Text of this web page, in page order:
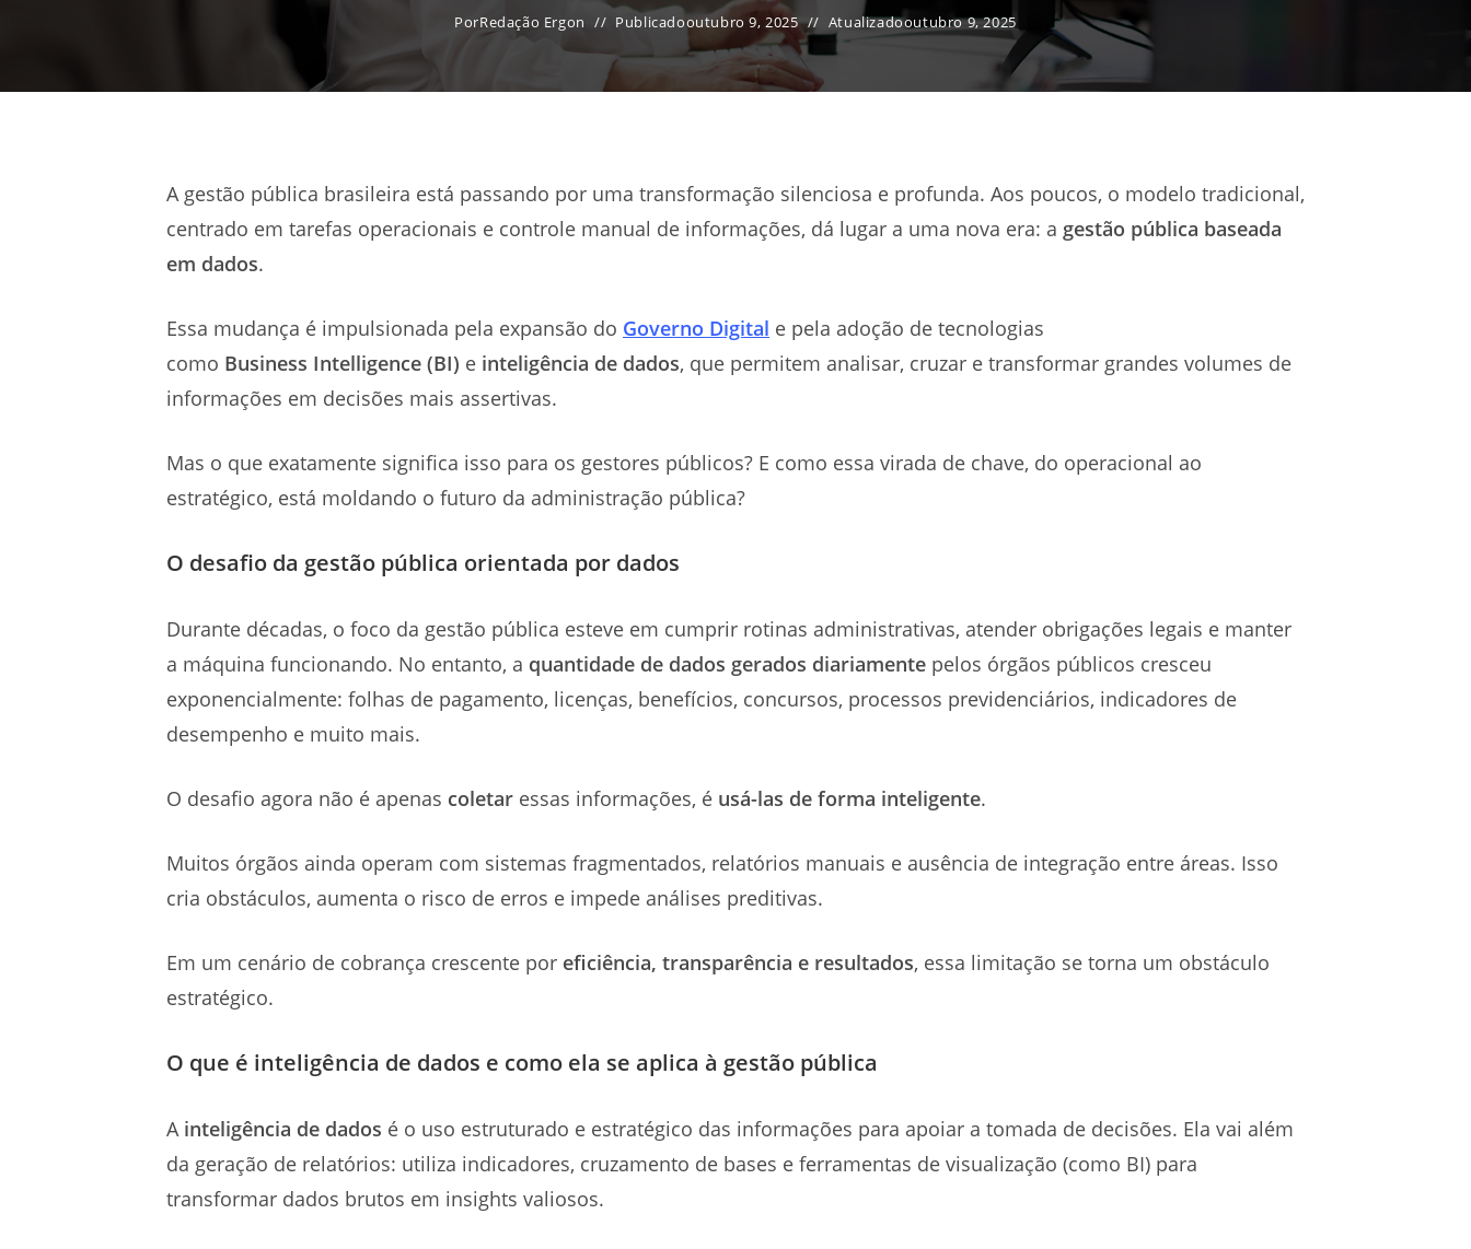
PorRedação Ergon Publicadooutubro 9, 2025 Atualizadooutubro 9, 2025
A gestão pública brasileira está passando por uma transformação silenciosa e profunda. Aos poucos, o modelo tradicional,
centrado em tarefas operacionais e controle manual de informações, dá lugar a uma nova era: a gestão pública baseada
em dados.
Essa mudança é impulsionada pela expansão do Governo Digital e pela adoção de tecnologias
como Business Intelligence (BI) e inteligência de dados, que permitem analisar, cruzar e transformar grandes volumes de
informações em decisões mais assertivas.
Mas o que exatamente significa isso para os gestores públicos? E como essa virada de chave, do operacional ao
estratégico, está moldando o futuro da administração pública?
O desafio da gestão pública orientada por dados
Durante décadas, o foco da gestão pública esteve em cumprir rotinas administrativas, atender obrigações legais e manter
a máquina funcionando. No entanto, a quantidade de dados gerados diariamente pelos órgãos públicos cresceu
exponencialmente: folhas de pagamento, licenças, benefícios, concursos, processos previdenciários, indicadores de
desempenho e muito mais.
O desafio agora não é apenas coletar essas informações, é usá-las de forma inteligente.
Muitos órgãos ainda operam com sistemas fragmentados, relatórios manuais e ausência de integração entre áreas. Isso
cria obstáculos, aumenta o risco de erros e impede análises preditivas.
Em um cenário de cobrança crescente por eficiência, transparência e resultados, essa limitação se torna um obstáculo
estratégico.
O que é inteligência de dados e como ela se aplica à gestão pública
A inteligência de dados é o uso estruturado e estratégico das informações para apoiar a tomada de decisões. Ela vai além
da geração de relatórios: utiliza indicadores, cruzamento de bases e ferramentas de visualização (como BI) para
transformar dados brutos em insights valiosos.